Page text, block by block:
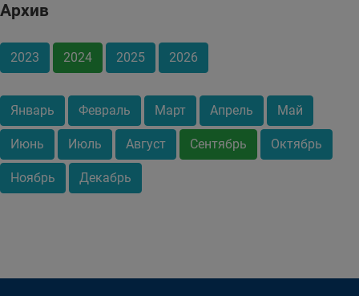
Архив
2023 2024 2025 2026
Январь Февраль Март Апрель Май
Июнь Июль Август Сентябрь Октябрь
Ноябрь Декабрь